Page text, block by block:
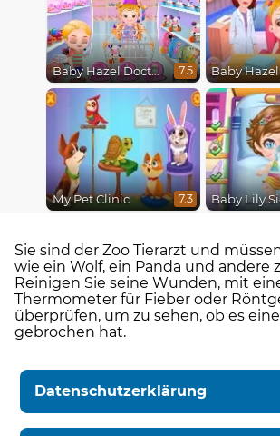
Baby Hazel Doctor Play 7.5
My Pet Clinic 7.3 Baby Lily
Sie sind der Zoo Tierarzt und
wie ein Wolf, ein Panda und andere
Reinigen Sie seine Wunden, mit
Thermometer für Fieber oder
überprüfen, um zu sehen, ob es
gebrochen hat.
Datenschutzerklärung